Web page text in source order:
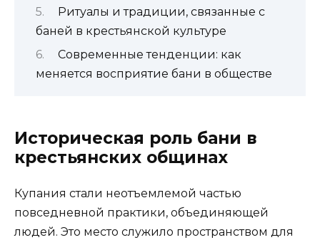
Ритуалы и традиции, связанные с
баней в крестьянской культуре
Современные тенденции: как
меняется восприятие бани в обществе
Историческая роль бани в
крестьянских общинах
Купания стали неотъемлемой частью
повседневной практики, объединяющей
людей. Это место служило пространством для